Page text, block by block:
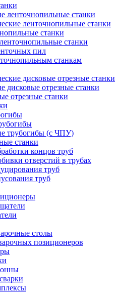
ленточнопильные станки
ленточнопильные станки
станки
станки
пил
станкам
дисковые отрезные станки
дисковые отрезные станки
отрезные станки
трубогибы (с ЧПУ)
станки
концов труб
отверстий в трубах
труб
труб
столы
позиционеров